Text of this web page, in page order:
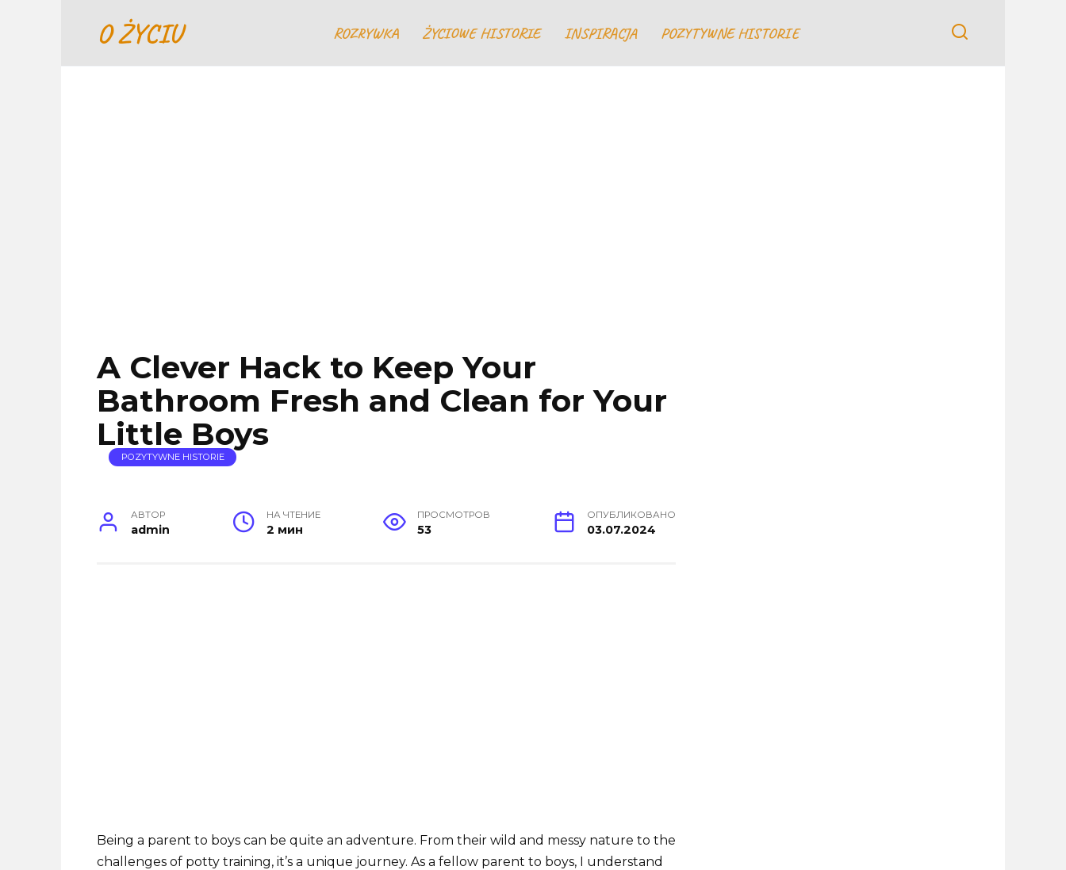
O ŻYCIU ROZRYWKA ŻYCIOWE HISTORIE INSPIRACJA POZYTYWNE HISTORIE
A Clever Hack to Keep Your
Bathroom Fresh and Clean for Your
Little Boys
POZYTYWNE HISTORIE
АВТОР
admin
НА ЧТЕНИЕ
2 мин
ПРОСМОТРОВ
53
ОПУБЛИКОВАНО
03.07.2024
Being a parent to boys can be quite an adventure. From their wild and messy nature to the
challenges of potty training, it’s a unique journey. As a fellow parent to boys, I understand